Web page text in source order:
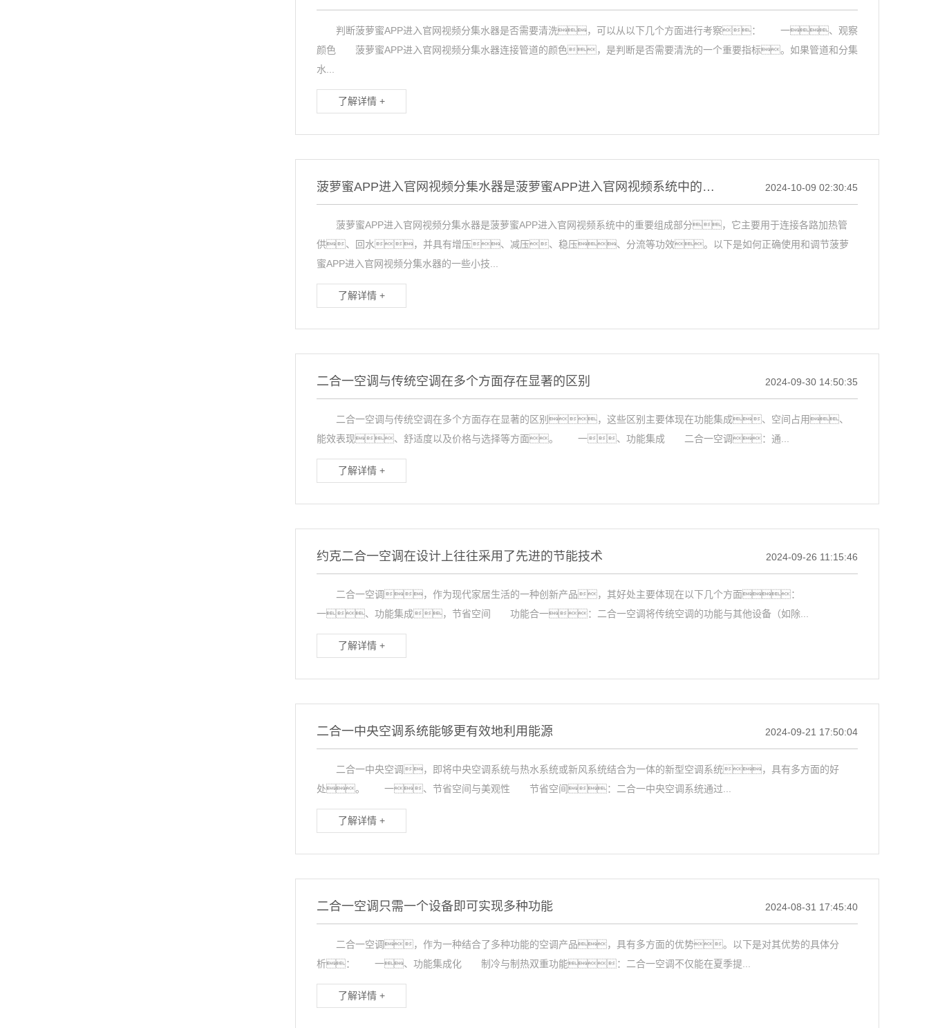
判断菠萝蜜APP进入官网视频分集水器是否需要清洗，可以从以下几个方面进行考察： 一、观察
颜色 菠萝蜜APP进入官网视频分集水器连接管道的颜色，是判断是否需要清洗的一个重要指标。如果管道和分集
水...
了解详情 +
菠萝蜜APP进入官网视频分集水器是菠萝蜜APP进入官网视频系统中的重要组成部分 2024-10-09 02:30:45
菠萝蜜APP进入官网视频分集水器是菠萝蜜APP进入官网视频系统中的重要组成部分，它主要用于连接各路加热管
供、回水，并具有增压、减压、稳压、分流等功效。以下是如何正确使用和调节菠萝
蜜APP进入官网视频分集水器的一些小技...
了解详情 +
二合一空调与传统空调在多个方面存在显著的区别 2024-09-30 14:50:35
二合一空调与传统空调在多个方面存在显著的区别，这些区别主要体现在功能集成、空间占用、
能效表现、舒适度以及价格与选择等方面。 一、功能集成 二合一空调：通...
了解详情 +
约克二合一空调在设计上往往采用了先进的节能技术 2024-09-26 11:15:46
二合一空调，作为现代家居生活的一种创新产品，其好处主要体现在以下几个方面：
一、功能集成，节省空间 功能合一：二合一空调将传统空调的功能与其他设备（如除...
了解详情 +
二合一中央空调系统能够更有效地利用能源 2024-09-21 17:50:04
二合一中央空调，即将中央空调系统与热水系统或新风系统结合为一体的新型空调系统，具有多方面的好
处。 一、节省空间与美观性 节省空间：二合一中央空调系统通过...
了解详情 +
二合一空调只需一个设备即可实现多种功能 2024-08-31 17:45:40
二合一空调，作为一种结合了多种功能的空调产品，具有多方面的优势。以下是对其优势的具体分
析： 一、功能集成化 制冷与制热双重功能：二合一空调不仅能在夏季提...
了解详情 +